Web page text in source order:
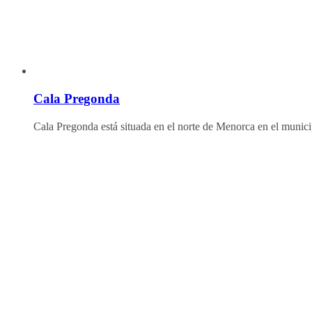
Cala Pregonda
Cala Pregonda está situada en el norte de Menorca en el